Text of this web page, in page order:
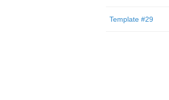
Template #29